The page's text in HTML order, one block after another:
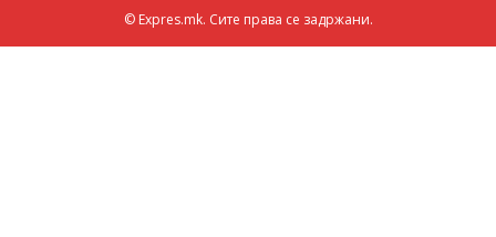
© Expres.mk. Сите права се задржани.